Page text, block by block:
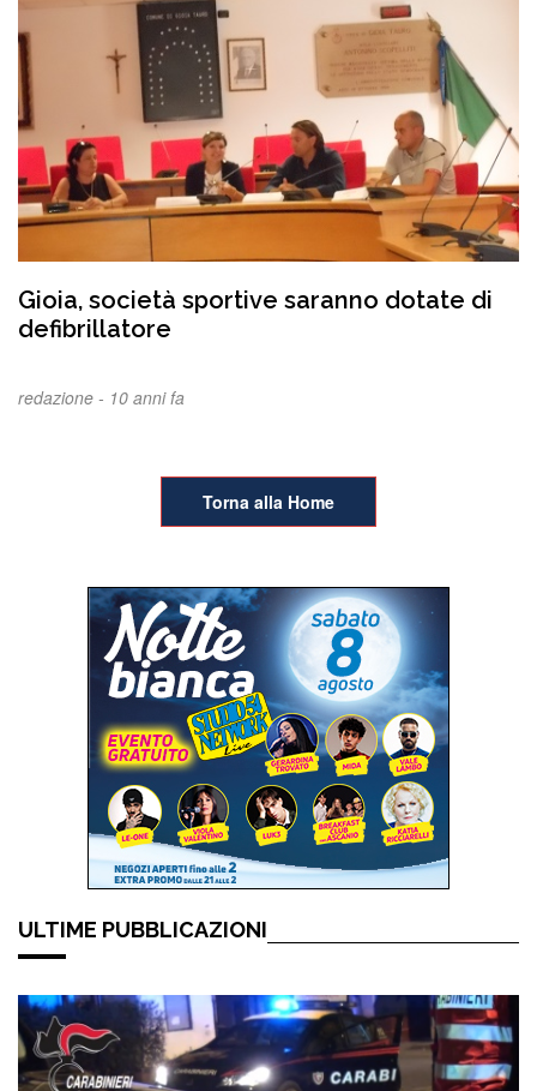
Gioia, società sportive saranno dotate di
defibrillatore
redazione - 10 anni fa
Torna alla Home
ULTIME PUBBLICAZIONI